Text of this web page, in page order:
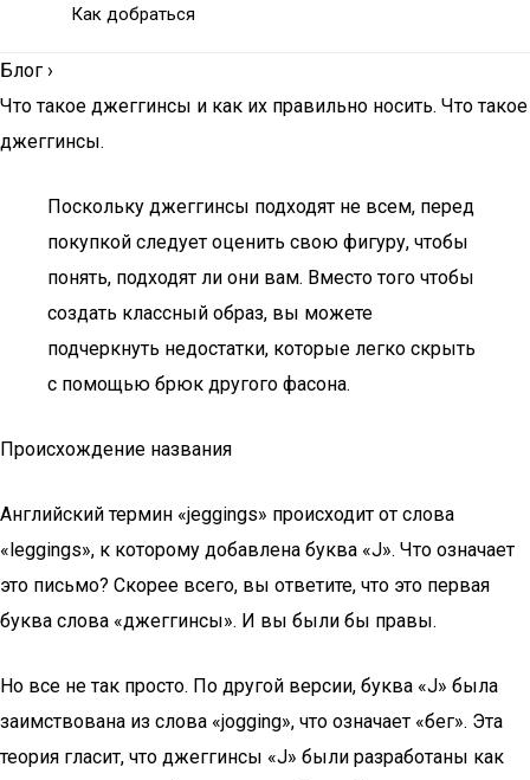
Как добраться
Блог ›
Что такое джеггинсы и как их правильно носить. Что такое
джеггинсы.
Поскольку джеггинсы подходят не всем, перед
покупкой следует оценить свою фигуру, чтобы
понять, подходят ли они вам. Вместо того чтобы
создать классный образ, вы можете
подчеркнуть недостатки, которые легко скрыть
с помощью брюк другого фасона.
Происхождение названия
Английский термин «jeggings» происходит от слова
«leggings», к которому добавлена буква «J». Что означает
это письмо? Скорее всего, вы ответите, что это первая
буква слова «джеггинсы». И вы были бы правы.
Но все не так просто. По другой версии, буква «J» была
заимствована из слова «jogging», что означает «бег». Эта
теория гласит, что джеггинсы «J» были разработаны как